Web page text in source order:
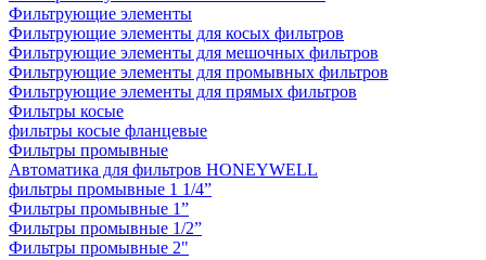
Фильтрующие элементы
Фильтрующие элементы для косых фильтров
Фильтрующие элементы для мешочных фильтров
Фильтрующие элементы для промывных фильтров
Фильтрующие элементы для прямых фильтров
Фильтры косые
фильтры косые фланцевые
Фильтры промывные
Автоматика для фильтров HONEYWELL
фильтры промывные 1 1/4”
Фильтры промывные 1”
Фильтры промывные 1/2”
Фильтры промывные 2"